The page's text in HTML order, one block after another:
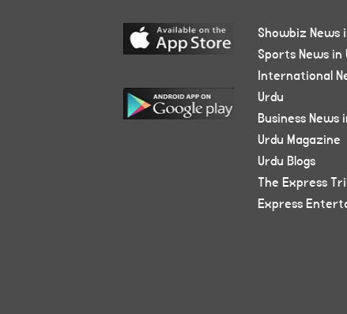
Showbiz News
Sports News in
International
Urdu
Business News
Urdu Magazine
Urdu Blogs
The Express
Express